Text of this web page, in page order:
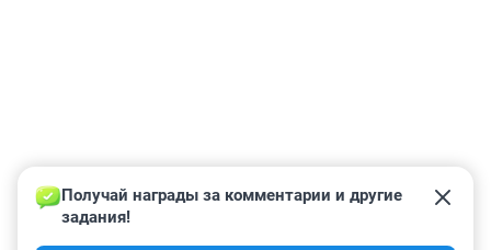
Получай награды за комментарии и другие
задания!